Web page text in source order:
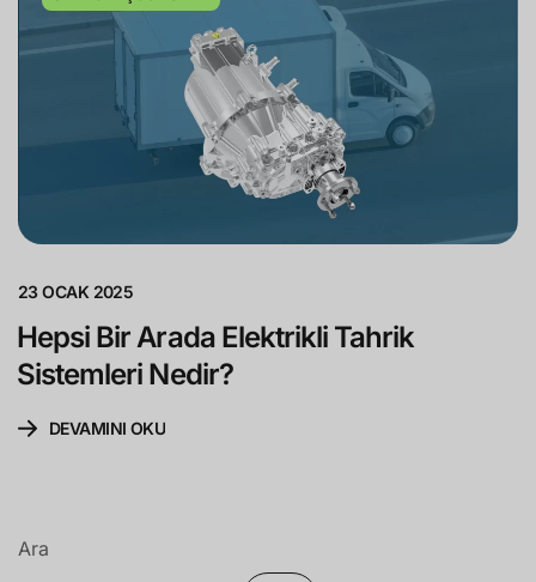
23 OCAK 2025
Hepsi Bir Arada Elektrikli Tahrik
Sistemleri Nedir?
DEVAMINI OKU
Ara